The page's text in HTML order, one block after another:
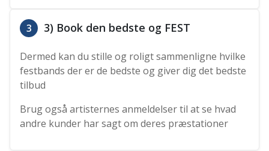
3 3) Book den bedste og FEST
Dermed kan du stille og roligt sammenligne hvilke
festbands der er de bedste og giver dig det bedste
tilbud
Brug også artisternes anmeldelser til at se hvad
andre kunder har sagt om deres præstationer